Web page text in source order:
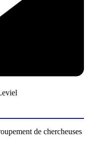
de chercheuses